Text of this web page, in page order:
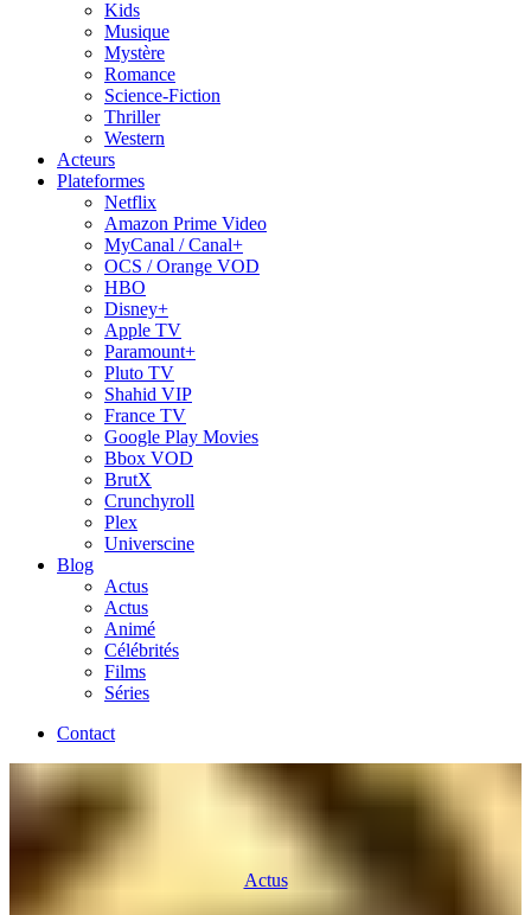
Kids
Musique
Mystère
Romance
Science-Fiction
Thriller
Western
Acteurs
Plateformes
Netflix
Amazon Prime Video
MyCanal / Canal+
OCS / Orange VOD
HBO
Disney+
Apple TV
Paramount+
Pluto TV
Shahid VIP
France TV
Google Play Movies
Bbox VOD
BrutX
Crunchyroll
Plex
Universcine
Blog
Actus
Actus
Animé
Célébrités
Films
Séries
Contact
Actus